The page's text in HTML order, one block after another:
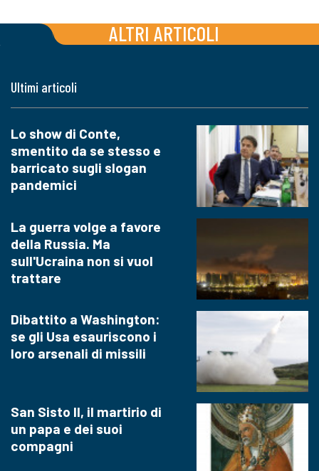
ALTRI ARTICOLI
Ultimi articoli
Lo show di Conte,
smentito da se stesso e
barricato sugli slogan
pandemici
La guerra volge a favore
della Russia. Ma
sull'Ucraina non si vuol
trattare
Dibattito a Washington:
se gli Usa esauriscono i
loro arsenali di missili
San Sisto II, il martirio di
un papa e dei suoi
compagni